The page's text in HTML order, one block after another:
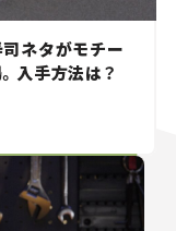
ネタがモチー
入手方法は？